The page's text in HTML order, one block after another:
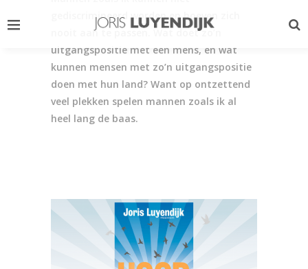
gediscrimineerd worden en hoeven zich
nooit aan te passen. Wat doet zo’n
uitgangspositie met een mens, en wat
kunnen mensen met zo’n uitgangspositie
doen met hun land? Want op ontzettend
veel plekken spelen mannen zoals ik al
heel lang de baas.